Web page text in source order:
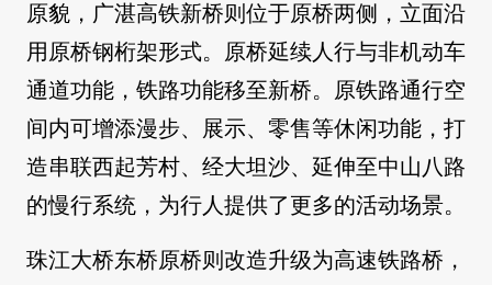
原貌，广湛高铁新桥则位于原桥两侧，立面沿
用原桥钢桁架形式。原桥延续人行与非机动车
通道功能，铁路功能移至新桥。原铁路通行空
间内可增添漫步、展示、零售等休闲功能，打
造串联西起芳村、经大坦沙、延伸至中山八路
的慢行系统，为行人提供了更多的活动场景。
珠江大桥东桥原桥则改造升级为高速铁路桥，